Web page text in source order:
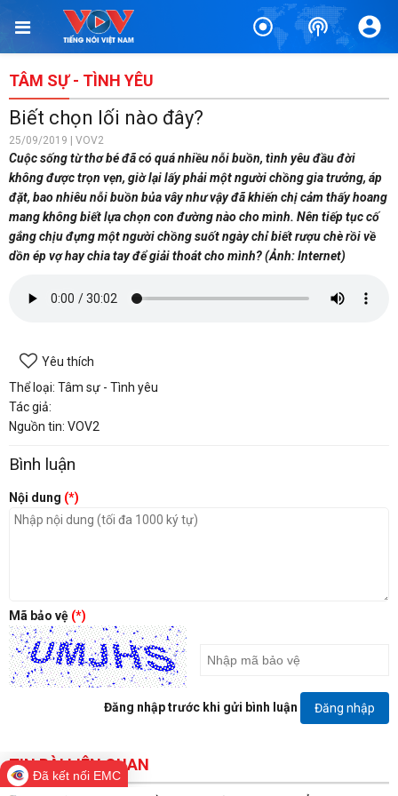
TÂM SỰ - TÌNH YÊU
Biết chọn lối nào đây?
25/09/2019 | VOV2
Cuộc sống từ thơ bé đã có quá nhiều nỗi buồn, tình yêu đầu đời
không được trọn vẹn, giờ lại lấy phải một người chồng gia trưởng, áp
đặt, bao nhiêu nỗi buồn bủa vây như vậy đã khiến chị cảm thấy hoang
mang không biết lựa chọn con đường nào cho mình. Nên tiếp tục cố
gắng chịu đựng một người chồng suốt ngày chỉ biết rượu chè rồi về
dồn ép vợ hay chia tay để giải thoát cho mình? (Ảnh: Internet)
Yêu thích
Thể loại: Tâm sự - Tình yêu
Tác giả:
Nguồn tin: VOV2
Bình luận
Nội dung (*)
Mã bảo vệ (*)
Đăng nhập trước khi gửi bình luận Đăng nhập
TIN BÀI LIÊN QUAN
Đã kết nối EMC